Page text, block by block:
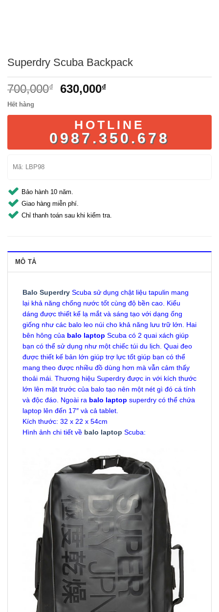
Superdry Scuba Backpack
700,000₫
Giá
là:
700,000₫.
630,000₫Giá
tại
là:
630,000₫.
Hết hàng
HOTLINE
0987.350.678
Mã: LBP98
Bảo hành 10 năm.
Giao hàng miễn phí.
Chỉ thanh toán sau khi kiểm tra.
MÔ TẢ
Balo Superdry Scuba sử dụng chật liệu tapulin mang
lại khả năng chống nước tốt cùng độ bền cao. Kiểu
dáng được thiết kế lạ mắt và sáng tạo với dạng ống
giống như các balo leo núi cho khả năng lưu trữ lớn. Hai
bên hông của balo laptop Scuba có 2 quai xách giúp
bạn có thể sử dụng như một chiếc túi du lịch. Quai đeo
được thiết kế bản lớn giúp trợ lực tốt giúp bạn có thể
mang theo được nhiều đồ dùng hơn mà vẫn cảm thấy
thoải mái. Thương hiệu Superdry được in với kích thước
lớn lên mặt trước của balo tạo nên một nét gì đó cá tính
và độc đáo. Ngoài ra balo laptop superdry có thể chứa
laptop lên đến 17″ và cả tablet.
Kích thước: 32 x 22 x 54cm
Hình ảnh chi tiết về balo laptop Scuba: